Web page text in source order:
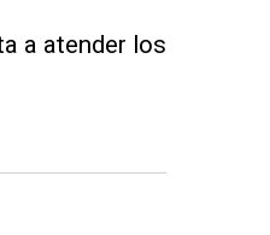
a atender los